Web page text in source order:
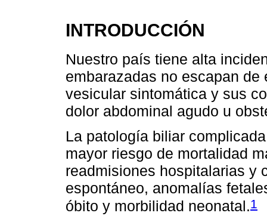
INTRODUCCIÓN
Nuestro país tiene alta
embarazadas no escapan
vesicular sintomática y sus
dolor abdominal agudo u
La patología biliar
mayor riesgo de mortalidad
readmisiones hospitalarias y
espontáneo, anomalías
óbito y morbilidad neonatal.1